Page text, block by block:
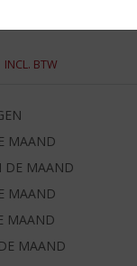
INCL. BTW
MAAND
DE MAAND
MAAND
MAAND
MAAND